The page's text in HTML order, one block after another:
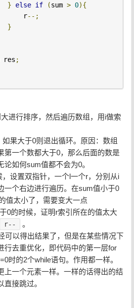
}
else if (sum > 0){
                    r
--;
}
res ;
进行排序，然后遍历数组，用i做索
果大于0则退出循环。原因：数组
第一个数都大于0，那么后面的数是
如何sum值都不会为0。
设置双指针，一个l一个r，分别从i
一个右边进行遍历。在sum值小于0
值太小了，需要变大一点
0的时候，证明r索引所在的值太大
r--
。
可以得出结果了，但是在某些情况下
行去重优化，即代码中的第一层for
时的2个while语句。作用都一样。
上一个元素一样。一样的话得出的结
接跳过。